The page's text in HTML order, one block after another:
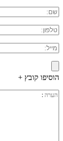
הוסיפו קובץ +